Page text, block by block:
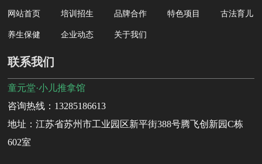
网站首页 培训招生 品牌合作 特色项目 古法育儿
养生保健 企业动态 关于我们
联系我们
童元堂·小儿推拿馆
咨询热线：13285186613
地址：江苏省苏州市工业园区新平街388号腾飞创新园C栋
602室